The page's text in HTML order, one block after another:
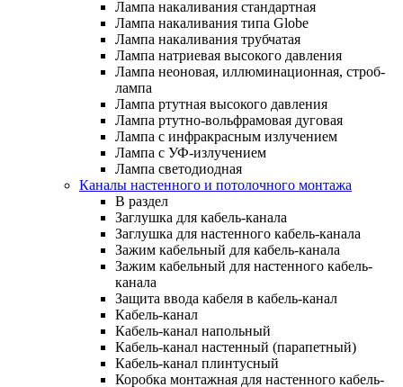
Лампа накаливания стандартная
Лампа накаливания типа Globe
Лампа накаливания трубчатая
Лампа натриевая высокого давления
Лампа неоновая, иллюминационная, строб-
лампа
Лампа ртутная высокого давления
Лампа ртутно-вольфрамовая дуговая
Лампа с инфракрасным излучением
Лампа с УФ-излучением
Лампа светодиодная
Каналы настенного и потолочного монтажа
В раздел
Заглушка для кабель-канала
Заглушка для настенного кабель-канала
Зажим кабельный для кабель-канала
Зажим кабельный для настенного кабель-
канала
Защита ввода кабеля в кабель-канал
Кабель-канал
Кабель-канал напольный
Кабель-канал настенный (парапетный)
Кабель-канал плинтусный
Коробка монтажная для настенного кабель-